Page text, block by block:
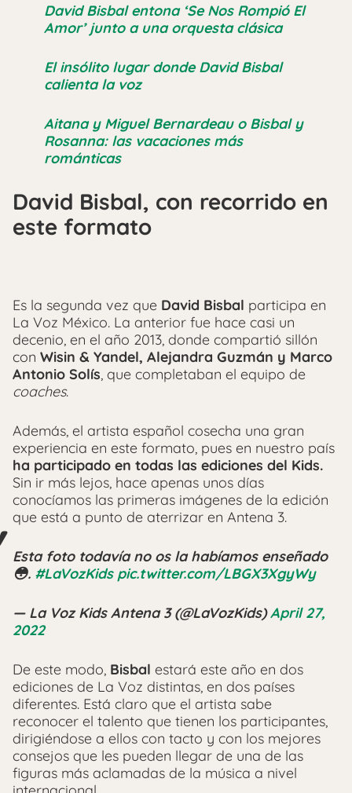
David Bisbal entona ‘Se Nos Rompió El
Amor’ junto a una orquesta clásica
El insólito lugar donde David Bisbal
calienta la voz
Aitana y Miguel Bernardeau o Bisbal y
Rosanna: las vacaciones más
románticas
David Bisbal, con recorrido en
este formato
Es la segunda vez que David Bisbal participa en
La Voz México. La anterior fue hace casi un
decenio, en el año 2013, donde compartió sillón
con Wisin & Yandel, Alejandra Guzmán y Marco
Antonio Solís, que completaban el equipo de
coaches.
Además, el artista español cosecha una gran
experiencia en este formato, pues en nuestro país
ha participado en todas las ediciones del Kids.
Sin ir más lejos, hace apenas unos días
conocíamos las primeras imágenes de la edición
que está a punto de aterrizar en Antena 3.
Esta foto todavía no os la habíamos enseñado
😳. #LaVozKids pic.twitter.com/LBGX3XgyWy
— La Voz Kids Antena 3 (@LaVozKids)April 27,
2022
De este modo, Bisbal estará este año en dos
ediciones de La Voz distintas, en dos países
diferentes. Está claro que el artista sabe
reconocer el talento que tienen los participantes,
dirigiéndose a ellos con tacto y con los mejores
consejos que les pueden llegar de una de las
figuras más aclamadas de la música a nivel